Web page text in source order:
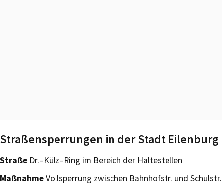
Straßensperrungen in der Stadt Eilenburg
Straße Dr.–Külz–Ring im Bereich der Haltestellen
MaßnahmeVollsperrung zwischen Bahnhofstr. und Schulstr.